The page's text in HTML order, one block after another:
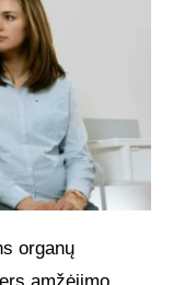
organų